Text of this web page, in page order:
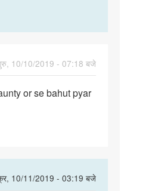
10/10/2019 - 07:18 बजे
or se bahut pyar
10/11/2019 - 03:19 बजे